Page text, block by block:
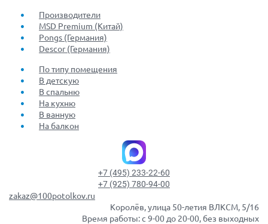
Производители
MSD Premium (Китай)
Pongs (Германия)
Descor (Германия)
По типу помещения
В детскую
В спальню
На кухню
В ванную
На балкон
+7 (495) 233-22-60
+7 (925) 780-94-00
zakaz@100potolkov.ru
Королёв, улица 50-летия ВЛКСМ, 5/16
Время работы: с 9-00 до 20-00, без выходных